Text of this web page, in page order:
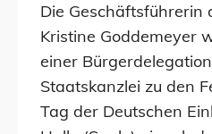
Die Geschäftsführerin
Kristine Goddemeyer
einer
Staatskanzlei zu den
Tag der Deutschen